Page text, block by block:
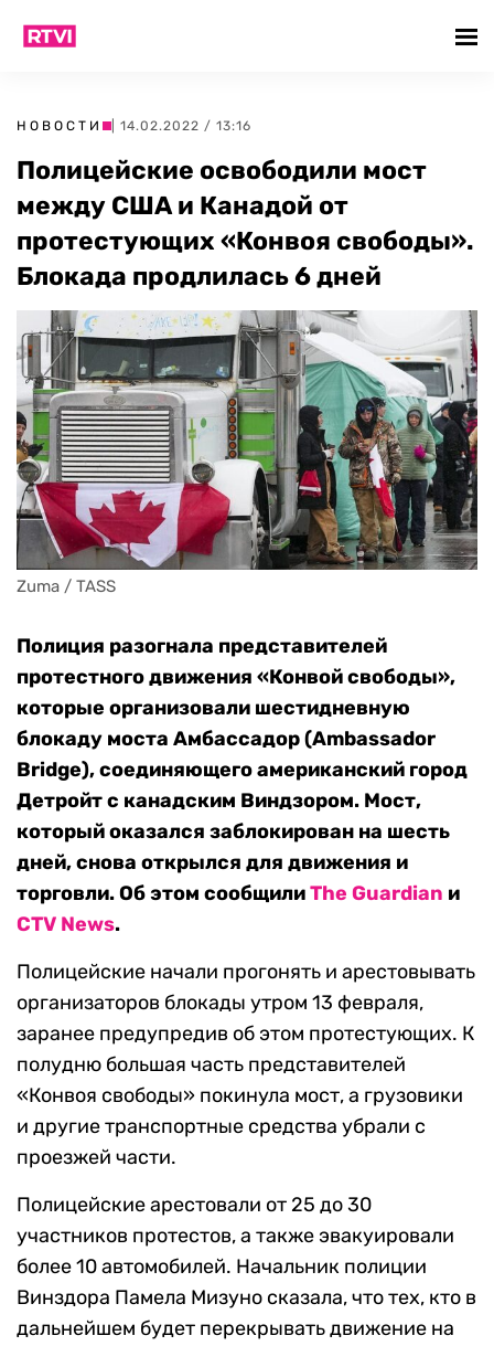
НОВОСТИ | 14.02.2022 / 13:16
Полицейские освободили мост
между США и Канадой от
протестующих «Конвоя свободы».
Блокада продлилась 6 дней
Zuma / TASS
Полиция разогнала представителей
протестного движения «Конвой свободы»,
которые организовали шестидневную
блокаду моста Амбассадор (Ambassador
Bridge), соединяющего американский город
Детройт с канадским Виндзором. Мост,
который оказался заблокирован на шесть
дней, снова открылся для движения и
торговли. Об этом сообщилиThe Guardian и
CTV News.
Полицейские начали прогонять и арестовывать
организаторов блокады утром 13 февраля,
заранее предупредив об этом протестующих. К
полудню большая часть представителей
«Конвоя свободы» покинула мост, а грузовики
и другие транспортные средства убрали с
проезжей части.
Полицейские арестовали от 25 до 30
участников протестов, а также эвакуировали
более 10 автомобилей. Начальник полиции
Винздора Памела Мизуно сказала, что тех, кто в
дальнейшем будет перекрывать движение на